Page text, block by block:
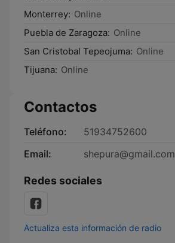
Monterrey: Online
Puebla de Zaragoza: Online
San Cristobal Tepeojuma: Online
Tijuana: Online
Contactos
Teléfono:
51934752600
Email:
shepura@gmail.com
Redes sociales
Actualiza esta información de radio